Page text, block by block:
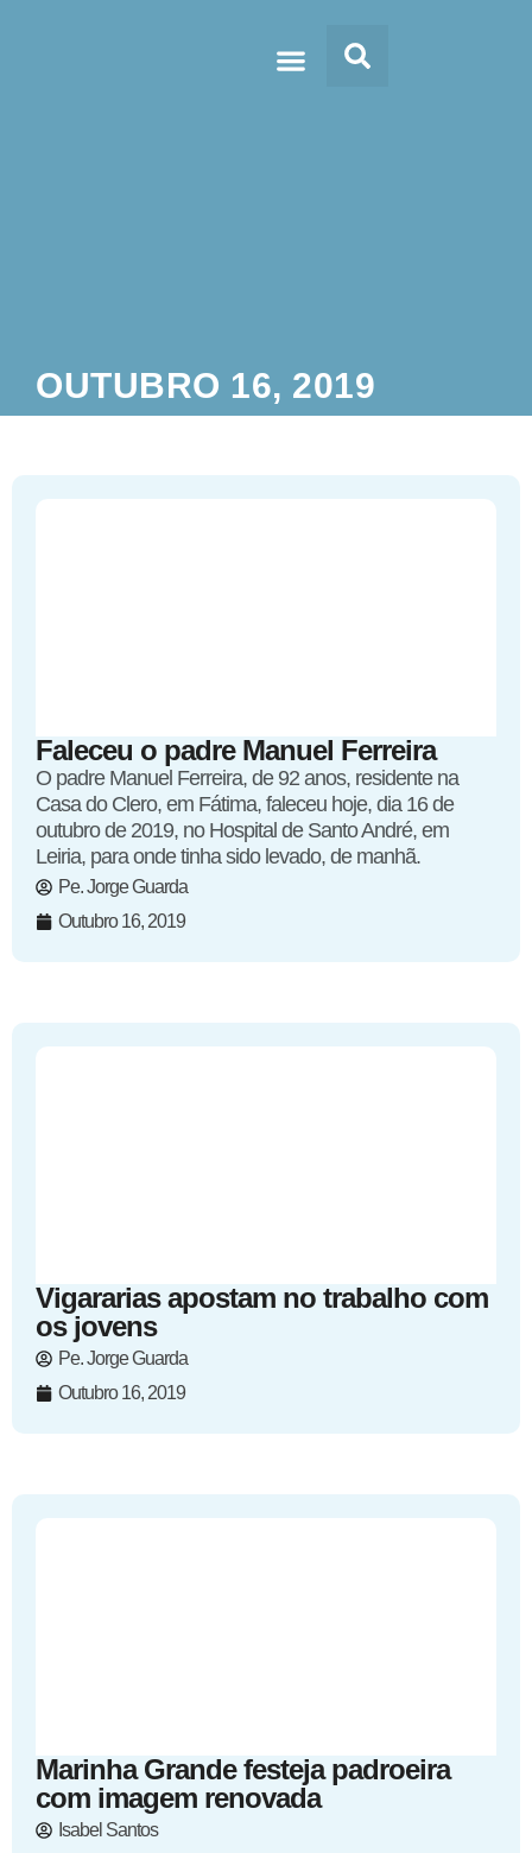
OUTUBRO 16, 2019
Faleceu o padre Manuel Ferreira
O padre Manuel Ferreira, de 92 anos, residente na
Casa do Clero, em Fátima, faleceu hoje, dia 16 de
outubro de 2019, no Hospital de Santo André, em
Leiria, para onde tinha sido levado, de manhã.
Pe. Jorge Guarda
Outubro 16, 2019
Vigararias apostam no trabalho com
os jovens
Pe. Jorge Guarda
Outubro 16, 2019
Marinha Grande festeja padroeira
com imagem renovada
Isabel Santos